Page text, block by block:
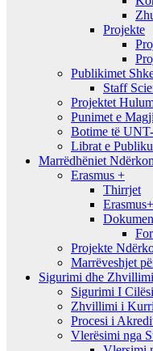
Projekte
Publikimet
Staff
Projektet
Punimet e
Botime të
Librat e
Marrëdhëniet
Erasmus +
Thirrjet
Projekte
Marrëveshjet
Sigurimi dhe
Sigurimi I
Zhvillimi i
Procesi i
Vlerësimi nga